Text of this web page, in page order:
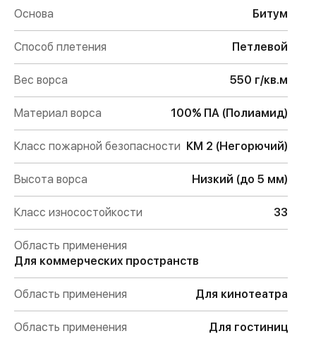
Основа Битум
Способ плетения Петлевой
Вес ворса 550 г/кв.м
Материал ворса 100% ПА (Полиамид)
Класс пожарной безопасности КМ 2 (Негорючий)
Высота ворса Низкий (до 5 мм)
Класс износостойкости 33
Область применения
Для коммерческих пространств
Область применения Для кинотеатра
Область применения Для гостиниц